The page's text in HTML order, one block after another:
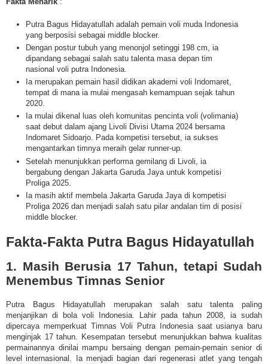
Putra Bagus Hidayatullah adalah pemain voli muda Indonesia
yang berposisi sebagai middle blocker.
Dengan postur tubuh yang menonjol setinggi 198 cm, ia
dipandang sebagai salah satu talenta masa depan tim
nasional voli putra Indonesia.
Ia merupakan pemain hasil didikan akademi voli Indomaret,
tempat di mana ia mulai mengasah kemampuan sejak tahun
2020.
Ia mulai dikenal luas oleh komunitas pencinta voli (volimania)
saat debut dalam ajang Livoli Divisi Utama 2024 bersama
Indomaret Sidoarjo. Pada kompetisi tersebut, ia sukses
mengantarkan timnya meraih gelar runner-up.
Setelah menunjukkan performa gemilang di Livoli, ia
bergabung dengan Jakarta Garuda Jaya untuk kompetisi
Proliga 2025.
Ia masih aktif membela Jakarta Garuda Jaya di kompetisi
Proliga 2026 dan menjadi salah satu pilar andalan tim di posisi
middle blocker.
Fakta-Fakta Putra Bagus Hidayatullah
1. Masih Berusia 17 Tahun, tetapi Sudah
Menembus Timnas Senior
Putra Bagus Hidayatullah merupakan salah satu talenta paling
menjanjikan di bola voli Indonesia. Lahir pada tahun 2008, ia sudah
dipercaya memperkuat Timnas Voli Putra Indonesia saat usianya baru
menginjak 17 tahun. Kesempatan tersebut menunjukkan bahwa kualitas
permainannya dinilai mampu bersaing dengan pemain-pemain senior di
level internasional. Ia menjadi bagian dari regenerasi atlet yang tengah